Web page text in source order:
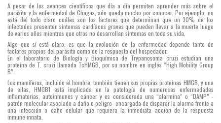
A pesar de los avances científicos que día a día permiten aprender más sobre el
parásito y la enfermedad de Chagas, aún queda mucho por conocer. Por ejemplo, no
está del todo claro cuáles son los factores que determinan que un 30% de los
infectados presenten síntomas cardíacos graves que pueden llevar a la muerte luego
de varios años mientras que otros no desarrollan síntomas en toda su vida.
Algo que sí está claro, es que la evolución de la enfermedad depende tanto de
factores propios del parásito como de la respuesta del hospedador.
En el laboratorio de Biología y Bioquímica de Trypanosoma cruzi estudian una
proteína de T. cruzi llamada TcHMGB, por su nombre en inglés “High Mobility Group
B”.
Los mamíferos, incluido el hombre, también tienen sus propias proteínas HMGB, y una
de ellas, HMGB1 está implicada en la patología de numerosas enfermedades
inflamatorias, autoinmunes y cáncer y es considerada una “alarmina” o “DAMP” -
patrón molecular asociado a daño o peligro- encargada de disparar la alarma frente a
una infección o daño celular que requiera la inmediata acción de la respuesta
inmune innata.